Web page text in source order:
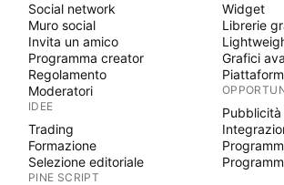
Social network
Muro social
Invita un amico
Programma creator
Regolamento
Moderatori
IDEE
Trading
Formazione
Selezione editoriale
PINE SCRIPT
Widget
Librerie
Grafici
Pubblicità